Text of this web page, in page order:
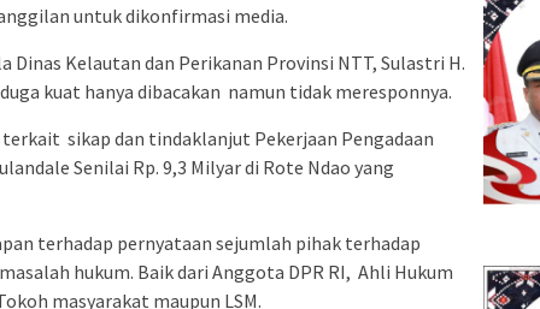
untuk dikonfirmasi media.
Dinas Kelautan dan Perikanan Provinsi NTT, Sulastri H.
kuat hanya dibacakan namun tidak meresponnya.
sikap dan tindaklanjut Pekerjaan Pengadaan
Senilai Rp. 9,3 Milyar di Rote Ndao yang
terhadap pernyataan sejumlah pihak terhadap
hukum. Baik dari Anggota DPR RI, Ahli Hukum
masyarakat maupun LSM.